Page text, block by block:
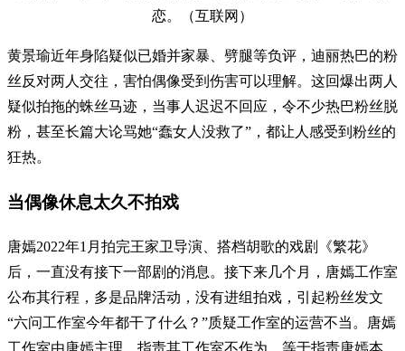
恋。（互联网）
黄景瑜近年身陷疑似已婚并家暴、劈腿等负评，迪丽热巴的粉
丝反对两人交往，害怕偶像受到伤害可以理解。这回爆出两人
疑似拍拖的蛛丝马迹，当事人迟迟不回应，令不少热巴粉丝脱
粉，甚至长篇大论骂她“蠢女人没救了”，都让人感受到粉丝的
狂热。
当偶像休息太久不拍戏
唐嫣2022年1月拍完王家卫导演、搭档胡歌的戏剧《繁花》
后，一直没有接下一部剧的消息。接下来几个月，唐嫣工作室
公布其行程，多是品牌活动，没有进组拍戏，引起粉丝发文
“六问工作室今年都干了什么？”质疑工作室的运营不当。唐嫣
工作室由唐嫣主理，指责其工作室不作为，等于指责唐嫣本